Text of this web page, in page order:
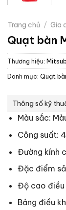
Trang chủ / Gia
Quạt bàn
Thương hiệu:
Danh mục: Quạt
Thông số kỹ
Màu sắc:
Công suất:
Đường kính
Đặc điểm
Độ cao điều
Bảng điều